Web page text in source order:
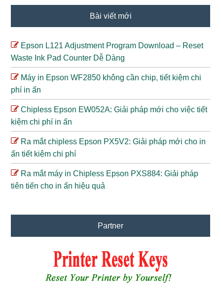
Bài viết mới
Epson L121 Adjustment Program Download – Reset
Waste Ink Pad Counter Dễ Dàng
Máy in Epson WF2850 không cần chip, tiết kiệm chi
phí in ấn
Chipless Epson EW052A: Giải pháp mới cho việc tiết
kiệm chi phí in ấn
Ra mắt chipless Epson PX5V2: Giải pháp mới cho in
ấn tiết kiệm chi phí
Ra mắt máy in Chipless Epson PXS884: Giải pháp
tiên tiến cho in ấn hiệu quả
Partner